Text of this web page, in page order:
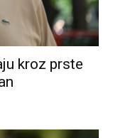
kroz prste